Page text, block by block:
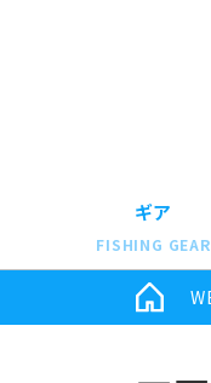
ギア
FISHING GEAR